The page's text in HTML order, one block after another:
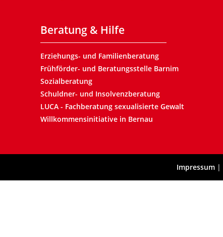
Beratung & Hilfe
Erziehungs- und Familienberatung
Frühförder- und Beratungsstelle Barnim
Sozialberatung
Schuldner- und Insolvenzberatung
LUCA - Fachberatung sexualisierte Gewalt
Willkommensinitiative in Bernau
Impressum|